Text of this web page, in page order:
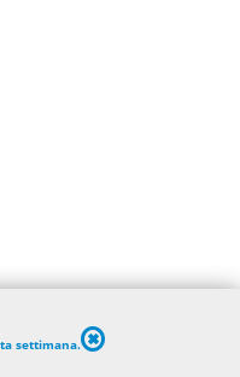
settimana.